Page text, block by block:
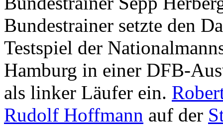
Bundestrainer setzte den
Testspiel der
Hamburg in einer DFB-
als linker Läufer ein.
Rudolf Hoffmann auf der